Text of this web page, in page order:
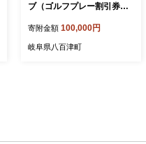
ブ（ゴルフプレー割引券）
枚） (14-10)
寄附金額 100,000円
岐阜県八百津町